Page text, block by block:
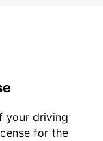
your driving
for the